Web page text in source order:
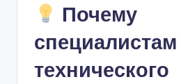
Почему
специалистам
технического